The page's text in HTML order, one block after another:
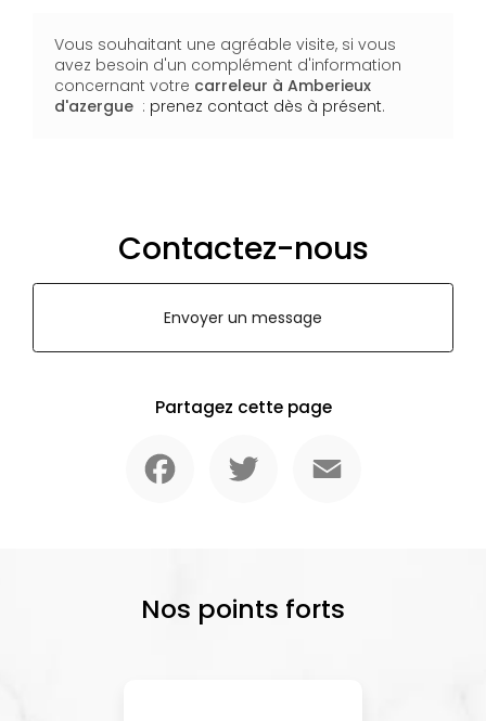
Vous souhaitant une agréable visite, si vous
avez besoin d'un complément d'information
concernant votre carreleur à Amberieux
d'azergue : prenez contact dès à présent.
Contactez-nous
Envoyer un message
Partagez cette page
Nos points forts